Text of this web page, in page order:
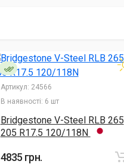
Артикул: 24566
В наявності: 6 шт
Bridgestone V-Steel RLB 265
205 R17.5 120/118N
4835 грн.